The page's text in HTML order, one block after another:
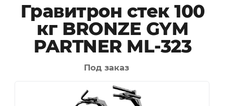
Гравитрон стек 100
кг BRONZE GYM
PARTNER ML-323
Под заказ